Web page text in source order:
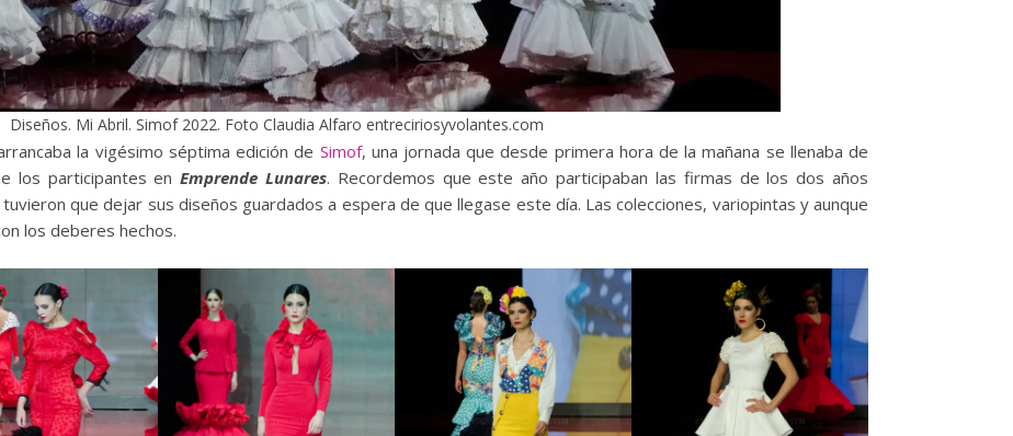
Diseños. Mi Abril. Simof 2022. Foto Claudia Alfaro entreciriosyvolantes.com
la vigésimo séptima edición de Simof, una jornada que desde primera hora de la mañana se llenaba de
los participantes enEmprende Lunares. Recordemos que este año participaban las firmas de los dos años
que dejar sus diseños guardados a espera de que llegase este día. Las colecciones, variopintas y aunque
los deberes hechos.